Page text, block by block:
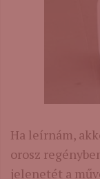
Ha leírnám,
orosz
jelenetét a